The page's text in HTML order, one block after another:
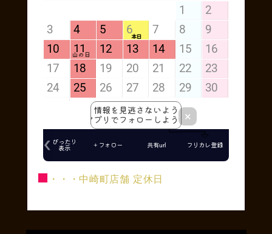
■ ・・・中崎町店舗 定休日